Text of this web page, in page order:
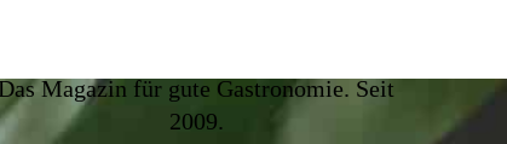
Magazin für gute Gastronomie. Seit
2009.